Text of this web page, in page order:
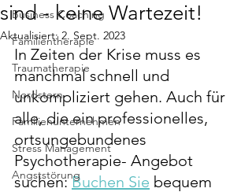
Business Coaching
Familientherapie
Traumatherapie
Nordstern
Familienunternehmen
Stress Management
Angststörung
sind - keine Wartezeit!
Aktualisiert: 2. Sept. 2023
In Zeiten der Krise muss es
manchmal schnell und
unkompliziert gehen. Auch für
alle, die ein professionelles,
ortsungebundenes
Psychotherapie- Angebot
suchen: Buchen Sie bequem